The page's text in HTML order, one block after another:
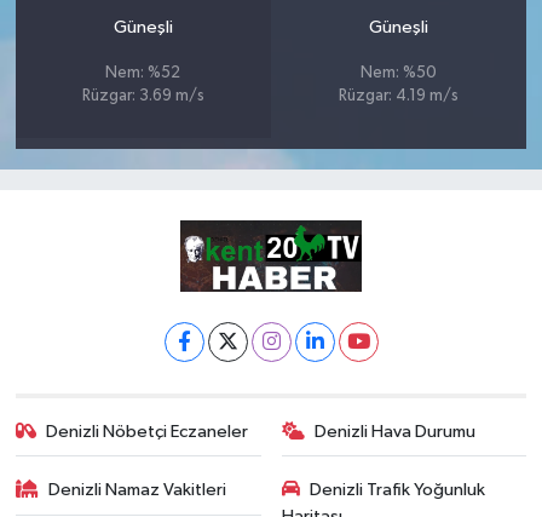
Güneşli
Nem: %52
Rüzgar: 3.69 m/s
Güneşli
Nem: %50
Rüzgar: 4.19 m/s
Denizli Nöbetçi Eczaneler Denizli Hava Durumu
Denizli Namaz Vakitleri
Denizli Trafik Yoğunluk